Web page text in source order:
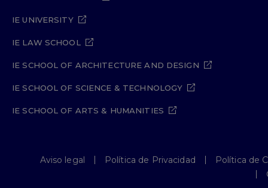
IE UNIVERSITY
IE LAW SCHOOL
IE SCHOOL OF ARCHITECTURE AND DESIGN
IE SCHOOL OF SCIENCE & TECHNOLOGY
IE SCHOOL OF ARTS & HUMANITIES
Aviso legal Política de Privacidad
Política de